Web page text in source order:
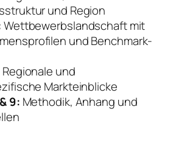
und Region
Wettbewerbslandschaft mit
und Benchmark-
Regionale und
Markteinblicke
9: Methodik, Anhang und